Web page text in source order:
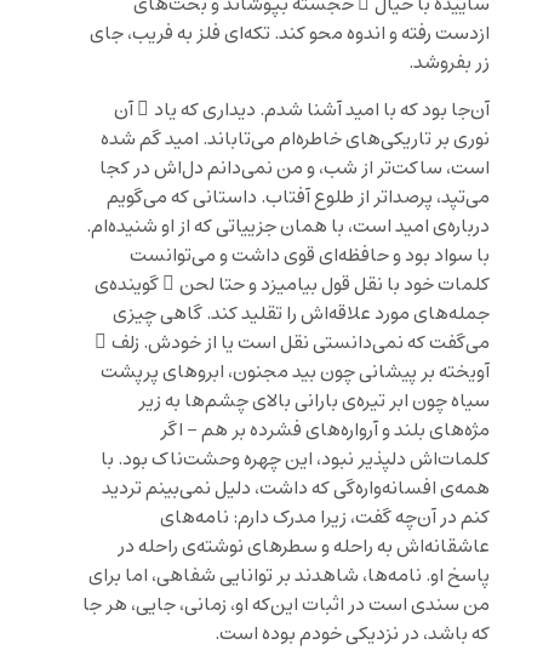
ازدست رفته و اندوه محو کند. تکه‌ای فلز به فریب، جای
زر بفروشد.
آن‌جا بود که با امید آشنا شدم. دیداری که یاد ِ آن
نوری بر تاریکی‌های خاطره‌ام می‌تاباند. امید گم شده
است، ساکت‌تر از شب، و من نمی‌دانم دل‌اش در کجا
می‌تپد، پرصداتر از طلوع آفتاب. داستانی که می‌گویم
درباره‌ی امید است، با همان جزییاتی که از او شنیده‌ام.
با سواد بود و حافظه‌ای قوی داشت و می‌توانست
کلمات خود با نقل‌ قول‌ بیامیزد و حتا لحن ِ گوینده‌ی
جمله‌های مورد علاقه‌اش را تقلید کند. گاهی چیزی
می‌گفت که نمی‌دانستی نقل است یا از خودش. زلف ِ
آویخته بر پیشانی چون بید مجنون، ابروهای پرپشت
سیاه چون ابر تیره‌ی بارانی بالای چشم‌ها به زیر
مژه‌های بلند و آرواره‌های فشرده بر هم – اگر
کلمات‌اش دلپذیر نبود، این چهره وحشت‌ناک بود. با
همه‌ی افسانه‌واره‌گی که داشت، دلیل نمی‌بینم تردید
کنم در آن‌چه گفت، زیرا مدرک دارم: نامه‌های
عاشقانه‌اش به راحله و سطرهای نوشته‌ی راحله در
پاسخ او. نامه‌ها، شاهدند بر توانایی شفاهی، اما برای
من سندی است در اثبات این‌که او، زمانی، جایی، هر جا
که باشد، در نزدیکی خودم بوده است.